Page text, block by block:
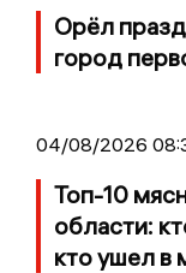
Орёл
город
04/08/2026
Топ-10
области:
кто ушел в